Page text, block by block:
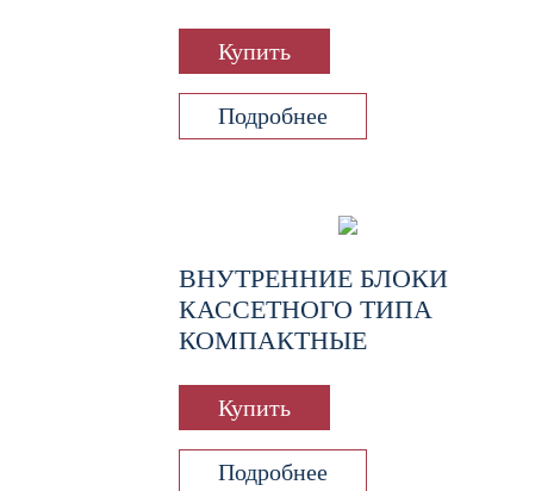
Купить
Подробнее
ВНУТРЕННИЕ БЛОКИ
КАССЕТНОГО ТИПА
КОМПАКТНЫЕ
Купить
Подробнее